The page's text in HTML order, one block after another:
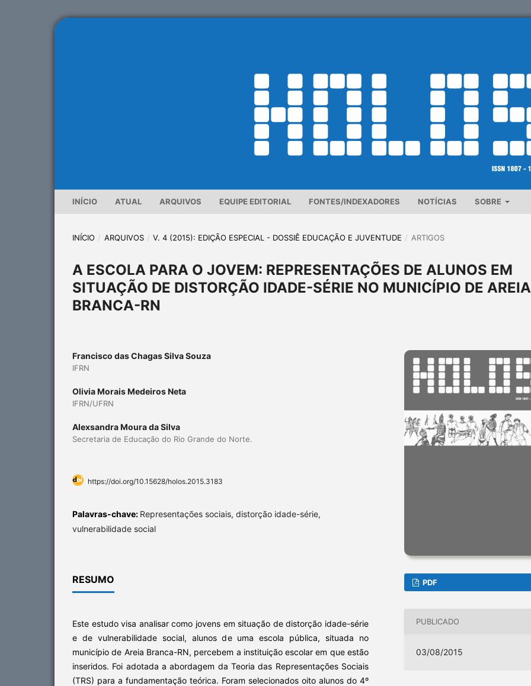
INÍCIO ATUAL ARQUIVOS EQUIPE EDITORIAL FONTES/INDEXADORES NOTÍCIAS SOBRE
INÍCIO / ARQUIVOS / V. 4 (2015): EDIÇÃO ESPECIAL - DOSSIÊ EDUCAÇÃO E JUVENTUDE / ARTIGOS
A ESCOLA PARA O JOVEM: REPRESENTAÇÕES DE ALUNOS EM
SITUAÇÃO DE DISTORÇÃO IDADE-SÉRIE NO MUNICÍPIO DE AREIA
BRANCA-RN
Francisco das Chagas Silva Souza
IFRN
Olivia Morais Medeiros Neta
IFRN/UFRN
Alexsandra Moura da Silva
Secretaria de Educação do Rio Grande do Norte.
https://doi.org/10.15628/holos.2015.3183
Palavras-chave: Representações sociais, distorção idade-série,
vulnerabilidade social
RESUMO
Este estudo visa analisar como jovens em situação de distorção idade-série
e de vulnerabilidade social, alunos de uma escola pública, situada no
município de Areia Branca-RN, percebem a instituição escolar em que estão
inseridos. Foi adotada a abordagem da Teoria das Representações Sociais
(TRS) para a fundamentação teórica. Foram selecionados oito alunos do 4º
PDF
PUBLICADO
03/08/2015